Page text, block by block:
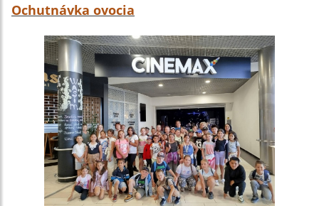
Ochutnávka ovocia